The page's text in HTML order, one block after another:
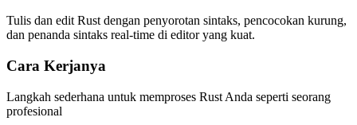
Tulis dan edit Rust dengan penyorotan sintaks, pencocokan kurung,
dan penanda sintaks real-time di editor yang kuat.
Cara Kerjanya
Langkah sederhana untuk memproses Rust Anda seperti seorang
profesional